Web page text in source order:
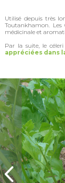
Utilisé depuis très
Toutankhamon.
médicinale et
Par la suite, le
appréciées dans